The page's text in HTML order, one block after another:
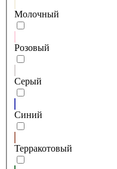
Молочный
Розовый
Серый
Синий
Терракотовый